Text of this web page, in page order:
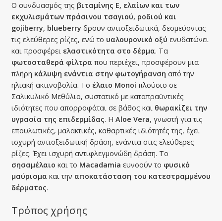
Ο συνδυασμός της βιταμίνης Ε, ελαίων και των
εκχυλισμάτων πράσινου τσαγιού, ροδιού και
gojiberry, blueberryδρουν αντιοξειδωτικά, δεσμεύοντας
τις ελεύθερες ρίζες, ενώ το υαλουρονικό οξύ ενυδατώνει
και προσφέρει ελαστικότητα στο δέρμα. Τα
φωτοσταθερά φίλτρα που περιέχει, προσφέρουν μια
πλήρη κάλυψη ενάντια στην φωτογήρανση από την
ηλιακή ακτινοβολία. Το έλαιο Monoi πλούσιο σε
Σαλικυλικό Μεθύλιο, συστατικό με καταπραϋντικές
ιδιότητες που απορροφάται σε βάθος καιθωρακίζει την
υγρασία της επιδερμίδας. Η Aloe Vera, γνωστή για τις
επουλωτικές, μαλακτικές, καθαρτικές ιδιότητές της, έχει
ισχυρή αντιοξειδωτική δράση, ενάντια στις ελεύθερες
ρίζες. Έχει ισχυρή αντιφλεγμονώδη δράση. Το
σησαμέλαιο και το Macadamia ευνοούν το φυσικό
μαύρισμα και την αποκατάσταση του κατεστραμμένου
δέρματος.
Τρόπος χρήσης